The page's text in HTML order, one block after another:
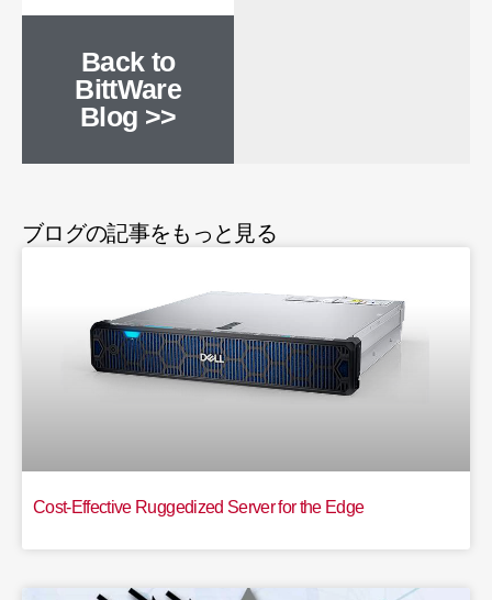
Back to
BittWare
Blog >>
ブログの記事をもっと見る
Cost-Effective Ruggedized Server for the Edge